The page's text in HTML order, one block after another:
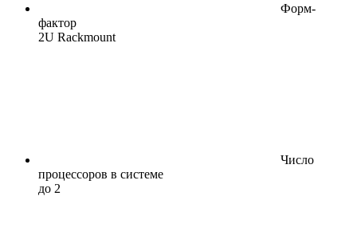
Форм-
фактор
2U Rackmount
Число
процессоров в системе
до 2